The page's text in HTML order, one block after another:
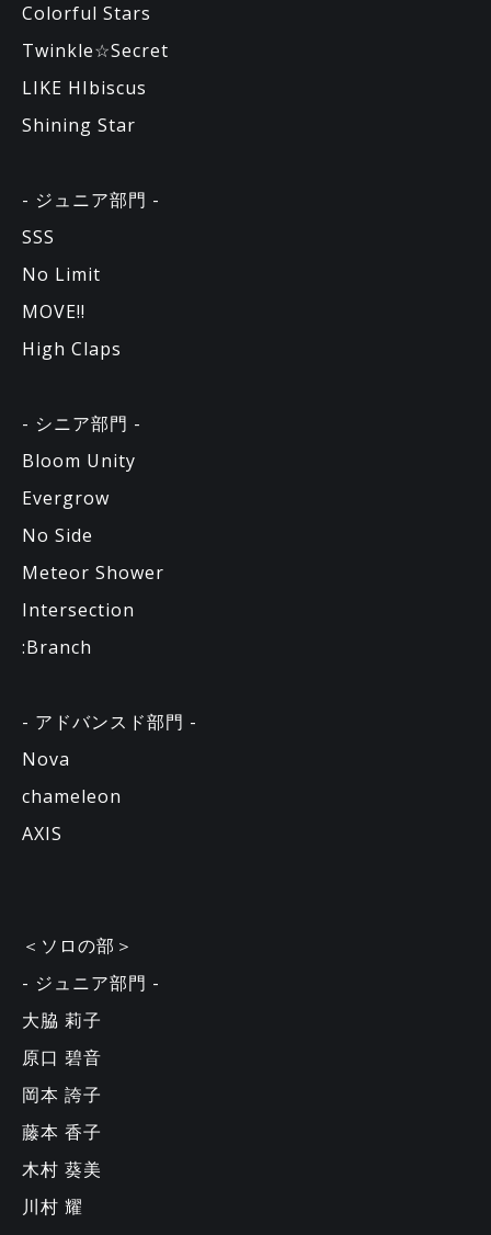
Colorful Stars
Twinkle☆Secret
LIKE HIbiscus
Shining Star
- ジュニア部門 -
SSS
No Limit
MOVE!!
High Claps
- シニア部門 -
Bloom Unity
Evergrow
No Side
Meteor Shower
Intersection
:Branch
- アドバンスド部門 -
Nova
chameleon
AXIS
＜ソロの部＞
- ジュニア部門 -
大脇 莉子
原口 碧音
岡本 誇子
藤本 香子
木村 葵美
川村 耀